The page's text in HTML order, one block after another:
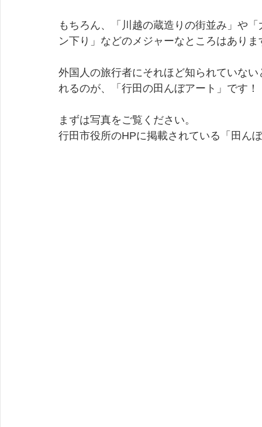
もちろん、「川越の蔵造りの街並み」や
ン下り」などのメジャーなところはありま
外国人の旅行者にそれほど知られていな
れるのが、「行田の田んぼアート」です！
まずは写真をご覧ください。
行田市役所のHPに掲載されている「田ん